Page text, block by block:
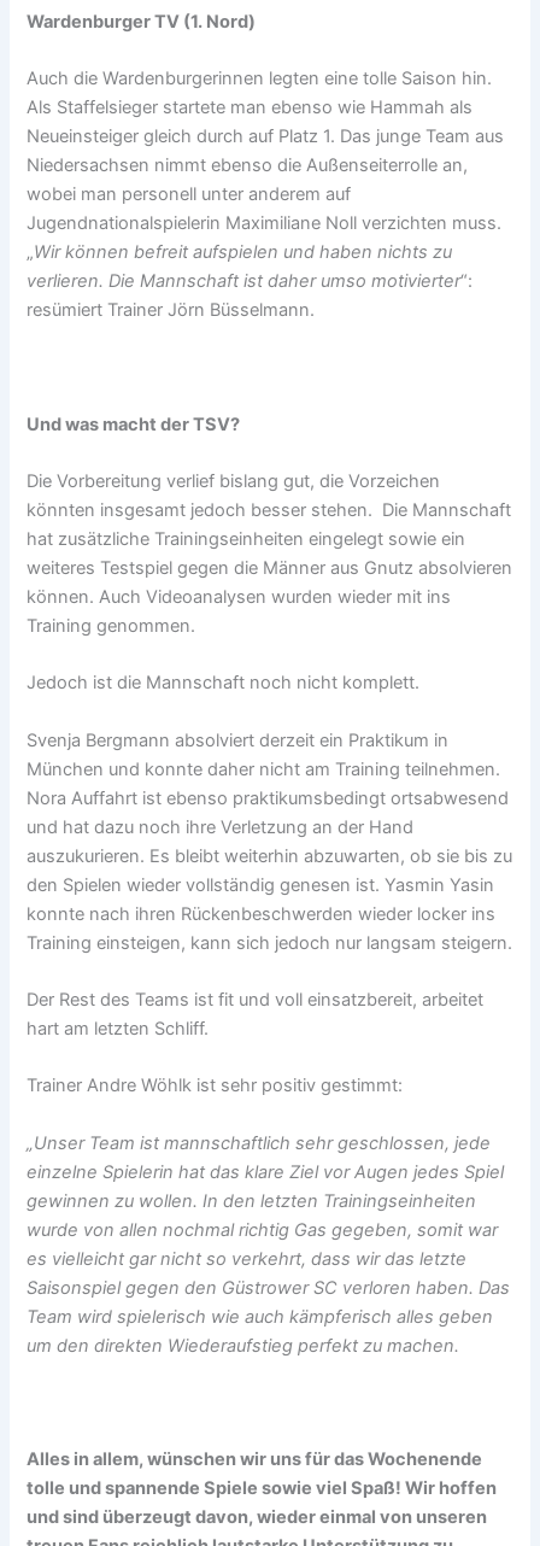
Wardenburger TV (1. Nord)
Auch die Wardenburgerinnen legten eine tolle Saison hin.
Als Staffelsieger startete man ebenso wie Hammah als
Neueinsteiger gleich durch auf Platz 1. Das junge Team aus
Niedersachsen nimmt ebenso die Außenseiterrolle an,
wobei man personell unter anderem auf
Jugendnationalspielerin Maximiliane Noll verzichten muss.
„Wir können befreit aufspielen und haben nichts zu
verlieren. Die Mannschaft ist daher umso motivierter“:
resümiert Trainer Jörn Büsselmann.
Und was macht der TSV?
Die Vorbereitung verlief bislang gut, die Vorzeichen
könnten insgesamt jedoch besser stehen. Die Mannschaft
hat zusätzliche Trainingseinheiten eingelegt sowie ein
weiteres Testspiel gegen die Männer aus Gnutz absolvieren
können. Auch Videoanalysen wurden wieder mit ins
Training genommen.
Jedoch ist die Mannschaft noch nicht komplett.
Svenja Bergmann absolviert derzeit ein Praktikum in
München und konnte daher nicht am Training teilnehmen.
Nora Auffahrt ist ebenso praktikumsbedingt ortsabwesend
und hat dazu noch ihre Verletzung an der Hand
auszukurieren. Es bleibt weiterhin abzuwarten, ob sie bis zu
den Spielen wieder vollständig genesen ist. Yasmin Yasin
konnte nach ihren Rückenbeschwerden wieder locker ins
Training einsteigen, kann sich jedoch nur langsam steigern.
Der Rest des Teams ist fit und voll einsatzbereit, arbeitet
hart am letzten Schliff.
Trainer Andre Wöhlk ist sehr positiv gestimmt:
„Unser Team ist mannschaftlich sehr geschlossen, jede
einzelne Spielerin hat das klare Ziel vor Augen jedes Spiel
gewinnen zu wollen. In den letzten Trainingseinheiten
wurde von allen nochmal richtig Gas gegeben, somit war
es vielleicht gar nicht so verkehrt, dass wir das letzte
Saisonspiel gegen den Güstrower SC verloren haben. Das
Team wird spielerisch wie auch kämpferisch alles geben
um den direkten Wiederaufstieg perfekt zu machen.
Alles in allem, wünschen wir uns für das Wochenende
tolle und spannende Spiele sowie viel Spaß! Wir hoffen
und sind überzeugt davon, wieder einmal von unseren